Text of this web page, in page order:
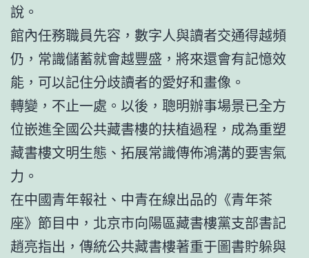
說。
館內任務職員先容，數字人與讀者交通得越頻
仍，常識儲蓄就會越豐盛，將來還會有記憶效
能，可以記住分歧讀者的愛好和畫像。
轉變，不止一處。以後，聰明辦事場景已全方
位嵌進全國公共藏書樓的扶植過程，成為重塑
藏書樓文明生態、拓展常識傳佈鴻溝的要害氣
力。
在中國青年報社、中青在線出品的《青年茶
座》節目中，北京市向陽區藏書樓黨支部書記
趙亮指出，傳統公共藏書樓著重于圖書貯躲與